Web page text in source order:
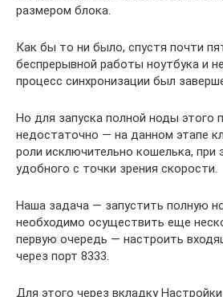
размером блока.
Как бы то ни было, спустя почти
беспрерывной работы ноутбука и
процесс синхронизации был
Но для запуска полной ноды этого
недостаточно — на данном этапе
роли исключительно кошелька, при
удобного с точки зрения скорости.
Наша задача — запустить полную
необходимо осуществить еще
первую очередь — настроить
через порт 8333.
Для этого через вкладку